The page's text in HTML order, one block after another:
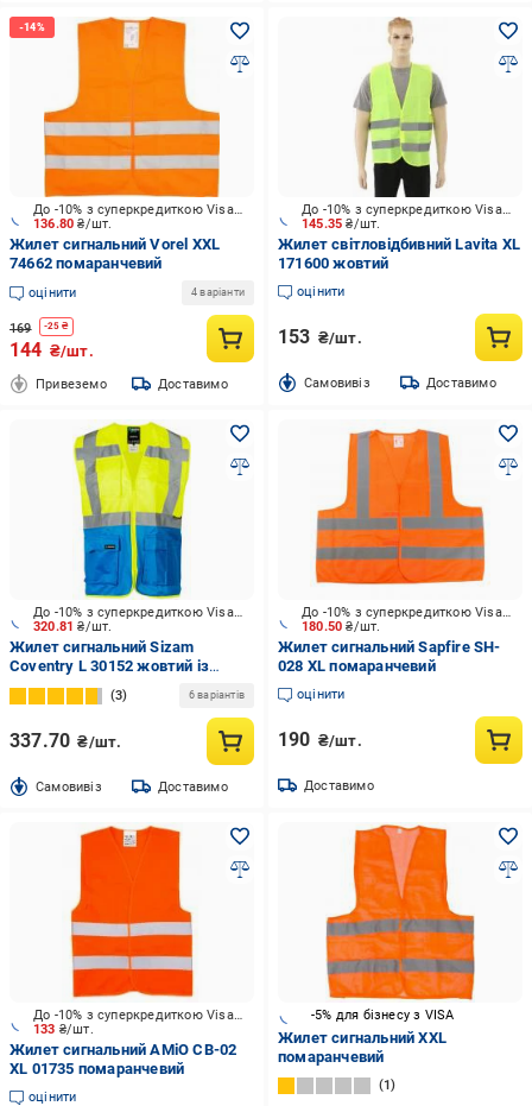
136.80₴/шт.
До -10% з суперкредиткою Visa Вигода
Жилет сигнальний Vorel XXL
74662 помаранчевий
оцінити 4 варіанти
169 -25 ₴
144 ₴/шт.
Привеземо Доставимо
145.35₴/шт.
До -10% з суперкредиткою Visa Вигода
Жилет світловідбивний Lavita XL
171600 жовтий
оцінити
153 ₴/шт.
Cамовивіз Доставимо
320.81₴/шт.
До -10% з суперкредиткою Visa Вигода
Жилет сигнальний Sizam
Coventry L 30152 жовтий із
блакитним
3 6 варіантів
337.70 ₴/шт.
Cамовивіз Доставимо
180.50₴/шт.
До -10% з суперкредиткою Visa Вигода
Жилет сигнальний Sapfire SH-
028 XL помаранчевий
оцінити
190 ₴/шт.
Доставимо
133 ₴/шт.
До -10% з суперкредиткою Visa Вигода
Жилет сигнальний AMiO СВ-02
XL 01735 помаранчевий
оцінити
-5% для бізнесу з VISA
Жилет сигнальний XXL
помаранчевий
1